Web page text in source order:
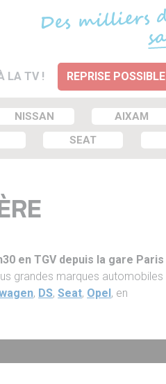
LA TV ! REPRISE POSSIBLE
NISSAN AIXAM
SEAT
en TGV depuis la gare Paris
grandes marques automobiles
, DS,Seat, Opel, en